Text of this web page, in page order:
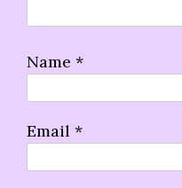
Name *
Email *